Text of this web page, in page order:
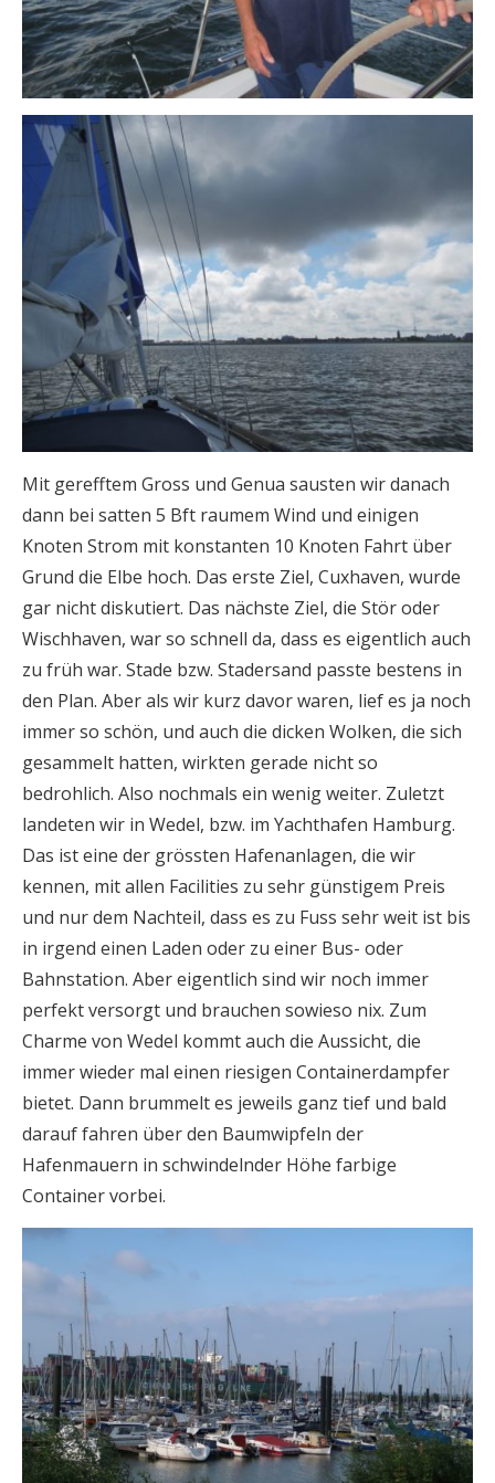
Mit gerefftem Gross und Genua sausten wir danach
dann bei satten 5 Bft raumem Wind und einigen
Knoten Strom mit konstanten 10 Knoten Fahrt über
Grund die Elbe hoch. Das erste Ziel, Cuxhaven, wurde
gar nicht diskutiert. Das nächste Ziel, die Stör oder
Wischhaven, war so schnell da, dass es eigentlich auch
zu früh war. Stade bzw. Stadersand passte bestens in
den Plan. Aber als wir kurz davor waren, lief es ja noch
immer so schön, und auch die dicken Wolken, die sich
gesammelt hatten, wirkten gerade nicht so
bedrohlich. Also nochmals ein wenig weiter. Zuletzt
landeten wir in Wedel, bzw. im Yachthafen Hamburg.
Das ist eine der grössten Hafenanlagen, die wir
kennen, mit allen Facilities zu sehr günstigem Preis
und nur dem Nachteil, dass es zu Fuss sehr weit ist bis
in irgend einen Laden oder zu einer Bus- oder
Bahnstation. Aber eigentlich sind wir noch immer
perfekt versorgt und brauchen sowieso nix. Zum
Charme von Wedel kommt auch die Aussicht, die
immer wieder mal einen riesigen Containerdampfer
bietet. Dann brummelt es jeweils ganz tief und bald
darauf fahren über den Baumwipfeln der
Hafenmauern in schwindelnder Höhe farbige
Container vorbei.